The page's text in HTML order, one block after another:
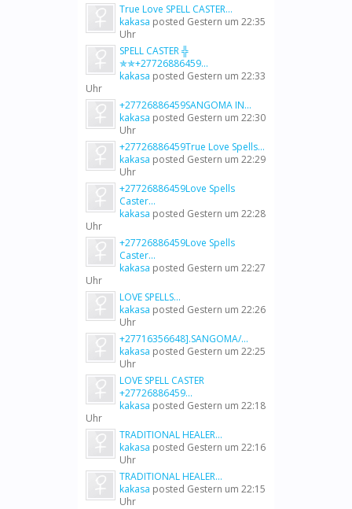
True Love SPELL CASTER...
kakasa posted Gestern um 22:35
Uhr
SPELL CASTER ╬
✯✯+27726886459...
kakasa posted Gestern um 22:33
Uhr
+27726886459SANGOMA IN...
kakasa posted Gestern um 22:30
Uhr
+27726886459True Love Spells...
kakasa posted Gestern um 22:29
Uhr
+27726886459Love Spells
Caster...
kakasa posted Gestern um 22:28
Uhr
+27726886459Love Spells
Caster...
kakasa posted Gestern um 22:27
Uhr
LOVE SPELLS...
kakasa posted Gestern um 22:26
Uhr
+27716356648].SANGOMA/...
kakasa posted Gestern um 22:25
Uhr
LOVE SPELL CASTER
+27726886459...
kakasa posted Gestern um 22:18
Uhr
TRADITIONAL HEALER...
kakasa posted Gestern um 22:16
Uhr
TRADITIONAL HEALER...
kakasa posted Gestern um 22:15
Uhr